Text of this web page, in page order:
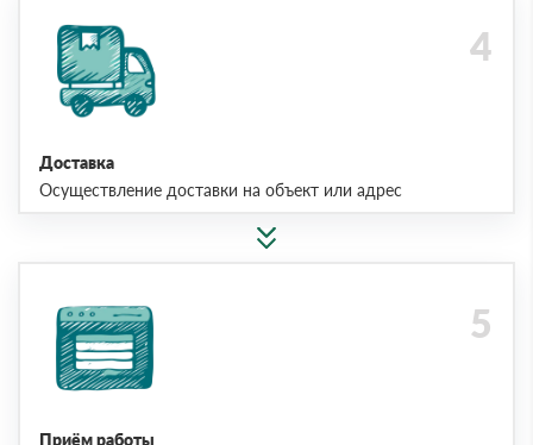
Доставка
Осуществление доставки на объект или адрес
Приём работы